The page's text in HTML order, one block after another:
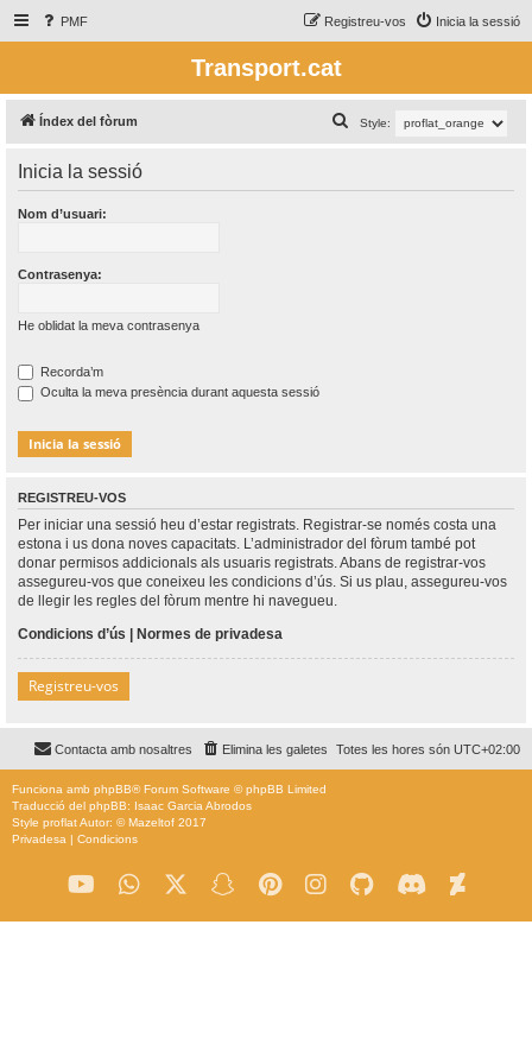
PMF Inicia la sessió
Registreu-vos
Transport.cat
Índex del fòrum Style:
e
Inicia la sessió
Nom d’usuari:
Contrasenya:
He oblidat la meva contrasenya
Recorda’m
Oculta la meva presència durant aquesta sessió
REGISTREU-VOS
Per iniciar una sessió heu d’estar registrats. Registrar-se només costa una
estona i us dona noves capacitats. L’administrador del fòrum també pot
donar permisos addicionals als usuaris registrats. Abans de registrar-vos
assegureu-vos que coneixeu les condicions d’ús. Si us plau, assegureu-vos
de llegir les regles del fòrum mentre hi navegueu.
Condicions d’ús
Normes de privadesa
Registreu-vos
Totes les hores són UTC+02:00
Elimina les galetes
Contacta amb nosaltres
Funciona amb phpBB® Forum Software © phpBB Limited
Traducció del phpBB: Isaac Garcia Abrodos
Style proflatAutor: © Mazeltof 2017
Privadesa
Condicions